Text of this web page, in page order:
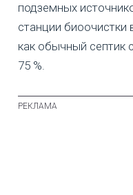
подземных
станции биоочистки
как обычный септик
75 %.